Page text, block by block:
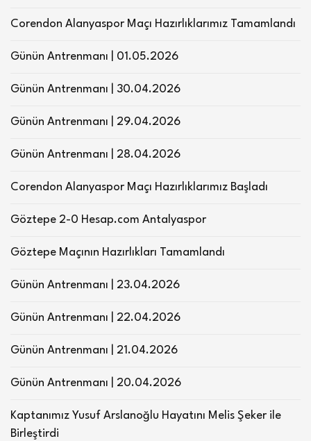
Corendon Alanyaspor Maçı Hazırlıklarımız Tamamlandı
Günün Antrenmanı | 01.05.2026
Günün Antrenmanı | 30.04.2026
Günün Antrenmanı | 29.04.2026
Günün Antrenmanı | 28.04.2026
Corendon Alanyaspor Maçı Hazırlıklarımız Başladı
Göztepe 2-0 Hesap.com Antalyaspor
Göztepe Maçının Hazırlıkları Tamamlandı
Günün Antrenmanı | 23.04.2026
Günün Antrenmanı | 22.04.2026
Günün Antrenmanı | 21.04.2026
Günün Antrenmanı | 20.04.2026
Kaptanımız Yusuf Arslanoğlu Hayatını Melis Şeker ile
Birleştirdi